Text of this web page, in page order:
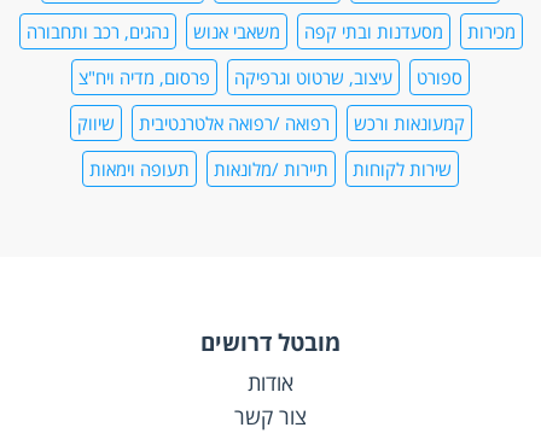
מכירות
מסעדנות ובתי קפה משאבי אנוש
נהגים, רכב ותחבורה
ספורט
עיצוב, שרטוט וגרפיקה
פרסום, מדיה ויח"צ
קמעונאות ורכש
רפואה /רפואה אלטרנטיבית
שיווק
שירות לקוחות
תיירות /מלונאות תעופה וימאות
מובטל דרושים
אודות
צור קשר